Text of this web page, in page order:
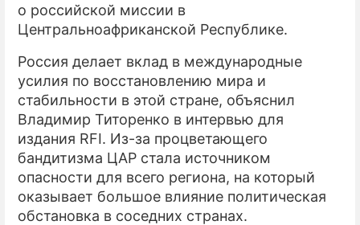
СТИЛЬ ЖИЗНИ
СЕРИАЛЫ
ИГРЫ
ПРЕСС-РЕЛИЗЫ
О ПРОЕКТЕ
о российской миссии в
Центральноафриканской Республике.
Россия делает вклад в международные
усилия по восстановлению мира и
стабильности в этой стране, объяснил
Владимир Титоренко в интервью для
издания RFI. Из-за процветающего
бандитизма ЦАР стала источником
опасности для всего региона, на который
оказывает большое влияние политическая
обстановка в соседних странах.